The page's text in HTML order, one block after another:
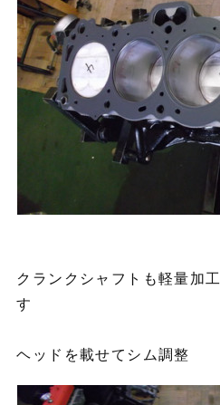
クランクシャフトも軽量加
す
ヘッドを載せてシム調整